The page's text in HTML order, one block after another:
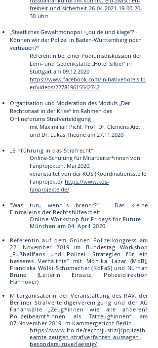
freiheit-und-sicherheit-26-04-2021-19-00-20-
30-uhr/
„Staatliches Gewaltmonopol =„dulde und klage“? -
Können wir der Polizei in Baden-Württemberg noch
vertrauen?“
Referentin bei einer Podiumsdiskussion der
Lern- und Gedenkstätte „Hotel Silber“ in
Stuttgart am 09.12.2020
https://www.facebook.com/initiativehotelsilb
er/videos/227819615542742​
Organisation und Moderation des Moduls „Der
Rechtsstaat in der Krise“ im Rahmen des
Onlineforums Strafverteidigung
mit Maximilian Pichl, Prof. Dr. Clemens Arzt
und Dr. Lukas Theune am 27.11.2020
„Einführung in das Strafrecht“
Online-Schulung für Mitarbeiter*innen von
Fanprojekten, Mai 2020,
veranstaltet von der KOS (Koordinationsstelle
Fanprojekte) https://www.kos-
fanprojekte.de/
"Was tun, wenn´s brennt?" - Das kleine
Einmaleins der Rechtshilfearbeit
Online-Workshop für Fridays for Future
München am 04. April 2020
Referentin auf dem Grünen Polizeikongress am
22. November 2019 im Bundestag
Workshop
„Fußballfans und Polizei: Strategien für ein
besseres Verhältnis“ mit Monika Lazar (MdB),
Franciska Wölki-Schumacher (KoFaS) und Nurhan
Brune (Leiterin Einsatz, Polizeidirektion
Hannover)
Mitorganisatorin der Veranstaltung des RAV, der
Berliner Strafverteidigervereinigung und der AG
Fananwälte „Zeug*innen wie alle anderen?
Polizeibeamt*innen als Tatzeug*innen“ am
07.November 2019 im Kammergericht Berlin
https://www.lto.de/recht/justiz/j/polizeib
eamte-zeugen-strafverfahren-aussagen-
besonders-zuverlaessig/